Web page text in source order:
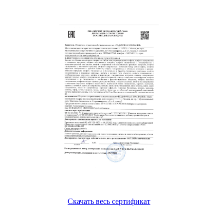
Скачать весь сертификат